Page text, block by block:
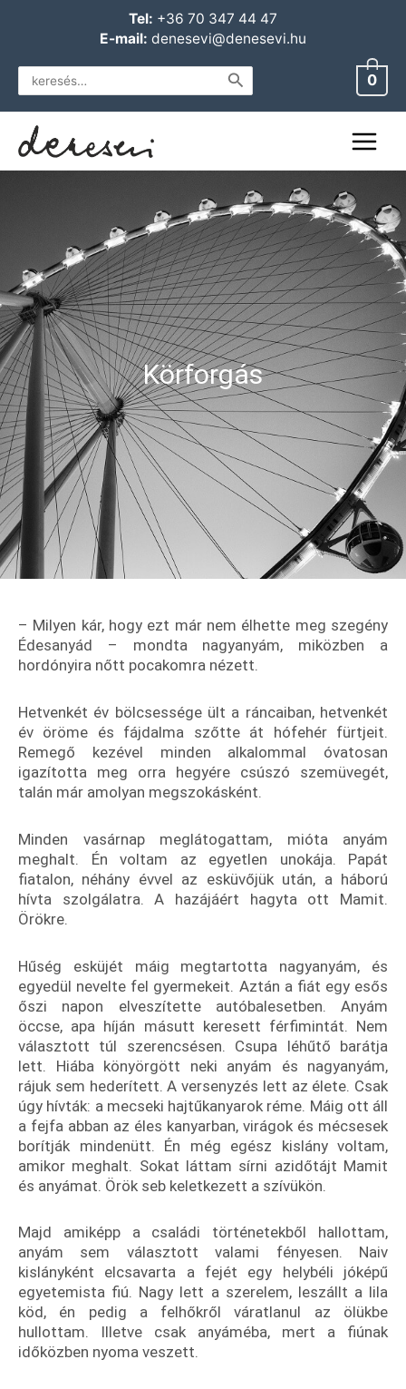
Tel: +36 70 347 44 47
E-mail: denesevi@denesevi.hu
Search
for:
0
Körforgás
– Milyen kár, hogy ezt már nem élhette meg szegény
Édesanyád – mondta nagyanyám, miközben a
hordónyira nőtt pocakomra nézett.
Hetvenkét év bölcsessége ült a ráncaiban, hetvenkét
év öröme és fájdalma szőtte át hófehér fürtjeit.
Remegő kezével minden alkalommal óvatosan
igazította meg orra hegyére csúszó szemüvegét,
talán már amolyan megszokásként.
Minden vasárnap meglátogattam, mióta anyám
meghalt. Én voltam az egyetlen unokája. Papát
fiatalon, néhány évvel az esküvőjük után, a háború
hívta szolgálatra. A hazájáért hagyta ott Mamit.
Örökre.
Hűség esküjét máig megtartotta nagyanyám, és
egyedül nevelte fel gyermekeit. Aztán a fiát egy esős
őszi napon elveszítette autóbalesetben. Anyám
öccse, apa híján másutt keresett férfimintát. Nem
választott túl szerencsésen. Csupa léhűtő barátja
lett. Hiába könyörgött neki anyám és nagyanyám,
rájuk sem hederített. A versenyzés lett az élete. Csak
úgy hívták: a mecseki hajtűkanyarok réme. Máig ott áll
a fejfa abban az éles kanyarban, virágok és mécsesek
borítják mindenütt. Én még egész kislány voltam,
amikor meghalt. Sokat láttam sírni azidőtájt Mamit
és anyámat. Örök seb keletkezett a szívükön.
Majd amiképp a családi történetekből hallottam,
anyám sem választott valami fényesen. Naiv
kislányként elcsavarta a fejét egy helybéli jóképű
egyetemista fiú. Nagy lett a szerelem, leszállt a lila
köd, én pedig a felhőkről váratlanul az ölükbe
hullottam. Illetve csak anyáméba, mert a fiúnak
időközben nyoma veszett.